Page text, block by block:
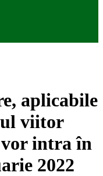
aplicabile
viitor
vor intra în
2022